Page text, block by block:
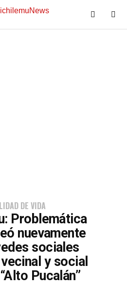
DE VIDA
Problemática
nuevamente
sociales
y social
Pucalán”